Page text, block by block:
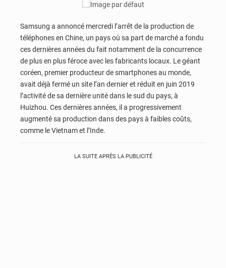
Samsung a annoncé mercredi l’arrêt de la production de
téléphones en Chine, un pays où sa part de marché a fondu
ces dernières années du fait notamment de la concurrence
de plus en plus féroce avec les fabricants locaux. Le géant
coréen, premier producteur de smartphones au monde,
avait déjà fermé un site l’an dernier et réduit en juin 2019
l’activité de sa dernière unité dans le sud du pays, à
Huizhou. Ces dernières années, il a progressivement
augmenté sa production dans des pays à faibles coûts,
comme le Vietnam et l’Inde.
LA SUITE APRÈS LA PUBLICITÉ